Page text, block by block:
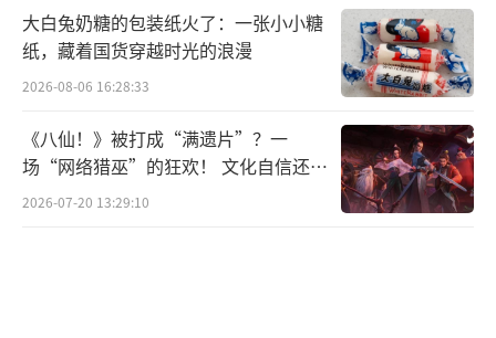
魄的艺术魅力。
“唱三宝老师的音乐剧,尤其他还在我们身
后指挥,我既兴奋又有压力!”曾出演过5部三宝
音乐剧的演员刘岩说。三宝创作的一部部作品,
也是中国原创音乐剧一步步走来的历程。除了
创作曲目,三宝对音乐剧演员的舞台表现也有很
大白兔奶糖的包装纸火了：一张小小糖
纸，藏着国货穿越时光的浪漫
2026-08-06 16:28:33
《八仙！》被打成“满遗片”？一
场“网络猎巫”的狂欢！ 文化自信还是
焦虑？
2026-07-20 13:29:10